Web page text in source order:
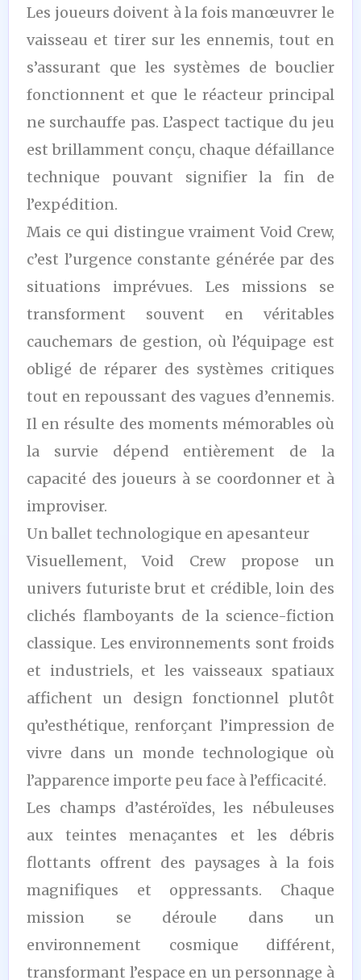
Les joueurs doivent à la fois manœuvrer le
vaisseau et tirer sur les ennemis, tout en
s’assurant que les systèmes de bouclier
fonctionnent et que le réacteur principal
ne surchauffe pas. L’aspect tactique du jeu
est brillamment conçu, chaque défaillance
technique pouvant signifier la fin de
l’expédition.
Mais ce qui distingue vraiment Void Crew,
c’est l’urgence constante générée par des
situations imprévues. Les missions se
transforment souvent en véritables
cauchemars de gestion, où l’équipage est
obligé de réparer des systèmes critiques
tout en repoussant des vagues d’ennemis.
Il en résulte des moments mémorables où
la survie dépend entièrement de la
capacité des joueurs à se coordonner et à
improviser.
Un ballet technologique en apesanteur
Visuellement, Void Crew propose un
univers futuriste brut et crédible, loin des
clichés flamboyants de la science-fiction
classique. Les environnements sont froids
et industriels, et les vaisseaux spatiaux
affichent un design fonctionnel plutôt
qu’esthétique, renforçant l’impression de
vivre dans un monde technologique où
l’apparence importe peu face à l’efficacité.
Les champs d’astéroïdes, les nébuleuses
aux teintes menaçantes et les débris
flottants offrent des paysages à la fois
magnifiques et oppressants. Chaque
mission se déroule dans un
environnement cosmique différent,
transformant l’espace en un personnage à